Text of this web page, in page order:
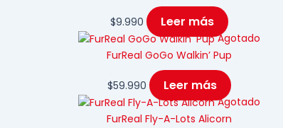
$9.990 Leer más
Agotado
FurReal GoGo Walkin’ Pup
$59.990 Leer más
Agotado
FurReal Fly-A-Lots Alicorn